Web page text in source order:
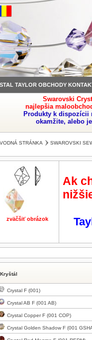
TAYLOR OBCHODY
Swarovski
najlepšia
Produkty k dispozícii
okamžite, alebo
STRÁNKA SWAROVSKI
zväčšiť obrázok zväčšiť
Ak
Kryštál
Crystal F (001)
Crystal AB F (001 AB)
Crystal Copper F (001 COP)
Crystal Golden Shadow F (001